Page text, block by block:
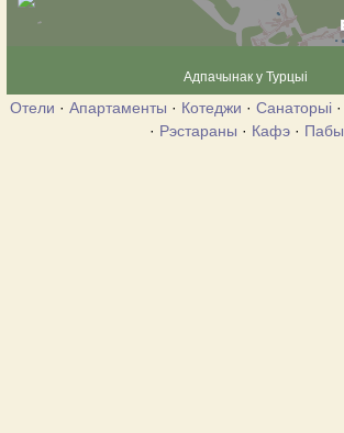
Адпачынак у Турцыі
Отели · Апартаменты · Котеджи · Санаторыі ·
· Рэстараны · Кафэ· Пабы